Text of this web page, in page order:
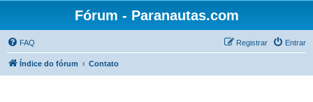
Fórum - Paranautas.com
FAQ Entrar
Registrar
Índice do fórum Contato